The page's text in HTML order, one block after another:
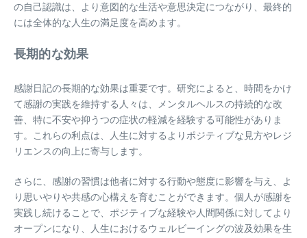
の自己認識は、より意図的な生活や意思決定につながり、最終的
には全体的な人生の満足度を高めます。
長期的な効果
感謝日記の長期的な効果は重要です。研究によると、時間をかけ
て感謝の実践を維持する人々は、メンタルヘルスの持続的な改
善、特に不安や抑うつの症状の軽減を経験する可能性がありま
す。これらの利点は、人生に対するよりポジティブな見方やレジ
リエンスの向上に寄与します。
さらに、感謝の習慣は他者に対する行動や態度に影響を与え、よ
り思いやりや共感の心構えを育むことができます。個人が感謝を
実践し続けることで、ポジティブな経験や人間関係に対してより
オープンになり、人生におけるウェルビーイングの波及効果を生